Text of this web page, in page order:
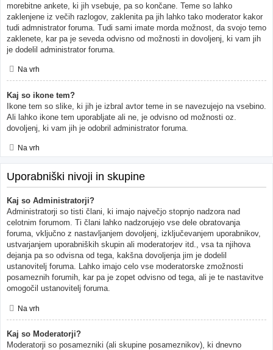
morebitne ankete, ki jih vsebuje, pa so končane. Teme so lahko
zaklenjene iz večih razlogov, zaklenita pa jih lahko tako moderator kakor
tudi admnistrator foruma. Tudi sami imate morda možnost, da svojo temo
zaklenete, kar pa je seveda odvisno od možnosti in dovoljenj, ki vam jih
je dodelil administrator foruma.
Na vrh
Kaj so ikone tem?
Ikone tem so slike, ki jih je izbral avtor teme in se navezujejo na vsebino.
Ali lahko ikone tem uporabljate ali ne, je odvisno od možnosti oz.
dovoljenj, ki vam jih je odobril administrator foruma.
Na vrh
Uporabniški nivoji in skupine
Kaj so Administratorji?
Administratorji so tisti člani, ki imajo največjo stopnjo nadzora nad
celotnim forumom. Ti člani lahko nadzorujejo vse dele obratovanja
foruma, vključno z nastavljanjem dovoljenj, izključevanjem uporabnikov,
ustvarjanjem uporabniških skupin ali moderatorjev itd., vsa ta njihova
dejanja pa so odvisna od tega, kakšna dovoljenja jim je dodelil
ustanovitelj foruma. Lahko imajo celo vse moderatorske zmožnosti
posameznih forumih, kar pa je zopet odvisno od tega, ali je te nastavitve
omogočil ustanovitelj foruma.
Na vrh
Kaj so Moderatorji?
Moderatorji so posamezniki (ali skupine posameznikov), ki dnevno